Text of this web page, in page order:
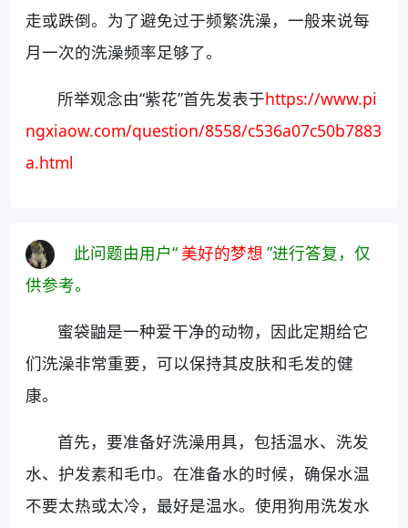
走或跌倒。为了避免过于频繁洗澡，一般来说每
月一次的洗澡频率足够了。
所举观念由“紫花”首先发表于https://www.pi
ngxiaow.com/question/8558/c536a07c50b7883
a.html
此问题由用户“ 美好的梦想 ”进行答复，仅
供参考。
蜜袋鼬是一种爱干净的动物，因此定期给它
们洗澡非常重要，可以保持其皮肤和毛发的健
康。
首先，要准备好洗澡用具，包括温水、洗发
水、护发素和毛巾。在准备水的时候，确保水温
不要太热或太冷，最好是温水。使用狗用洗发水